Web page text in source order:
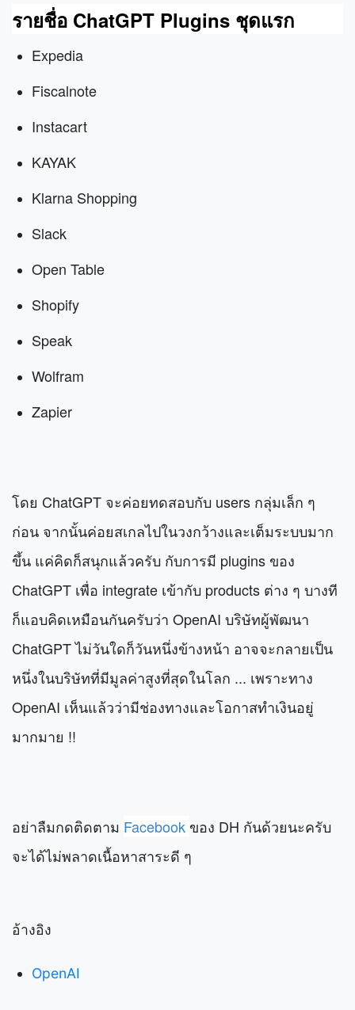
รายชื่อ ChatGPT Plugins ชุดแรก
Expedia
Fiscalnote
Instacart
KAYAK
Klarna Shopping
Slack
Open Table
Shopify
Speak
Wolfram
Zapier
โดย ChatGPT จะค่อยทดสอบกับ users กลุ่มเล็ก ๆ
ก่อน จากนั้นค่อยสเกลไปในวงกว้างและเต็มระบบมาก
ขึ้น แค่คิดก็สนุกแล้วครับ กับการมี plugins ของ
ChatGPT เพื่อ integrate เข้ากับ products ต่าง ๆ บางที
ก็แอบคิดเหมือนกันครับว่า OpenAI บริษัทผู้พัฒนา
ChatGPT ไม่วันใดก็วันหนึ่งข้างหน้า อาจจะกลายเป็น
หนึ่งในบริษัทที่มีมูลค่าสูงที่สุดในโลก ... เพราะทาง
OpenAI เห็นแล้วว่ามีช่องทางและโอกาสทำเงินอยู่
มากมาย !!
อย่าลืมกดติดตาม Facebook ของ DH กันด้วยนะครับ
จะได้ไม่พลาดเนื้อหาสาระดี ๆ
อ้างอิง
OpenAI